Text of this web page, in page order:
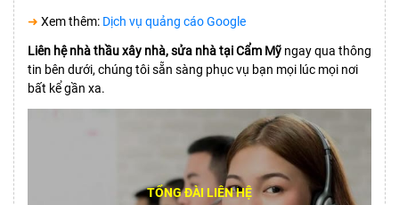
➜ Xem thêm: Dịch vụ quảng cáo Google
Liên hệ nhà thầu xây nhà, sửa nhà tại Cẩm Mỹ ngay qua thông
tin bên dưới, chúng tôi sẵn sàng phục vụ bạn mọi lúc mọi nơi
bất kể gần xa.
TỔNG ĐÀI LIÊN HỆ